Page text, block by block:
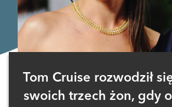
Tom Cruise rozwodził
swoich trzech żon, gdy